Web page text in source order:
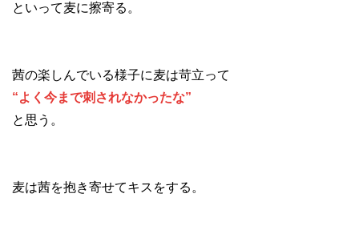
といって麦に擦寄る。
茜の楽しんでいる様子に麦は苛立って
“よく今まで刺されなかったな”
と思う。
麦は茜を抱き寄せてキスをする。